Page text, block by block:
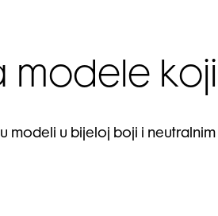
modele
modeli u bijeloj boji i